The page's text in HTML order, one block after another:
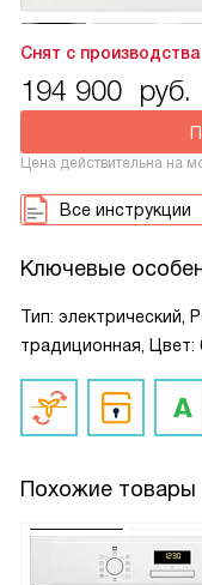
Снят с производства
194 900 руб.
Цена действительна на
Все инструкции
Ключевые
Тип: электрический,
традиционная, Цвет:
Похожие товары